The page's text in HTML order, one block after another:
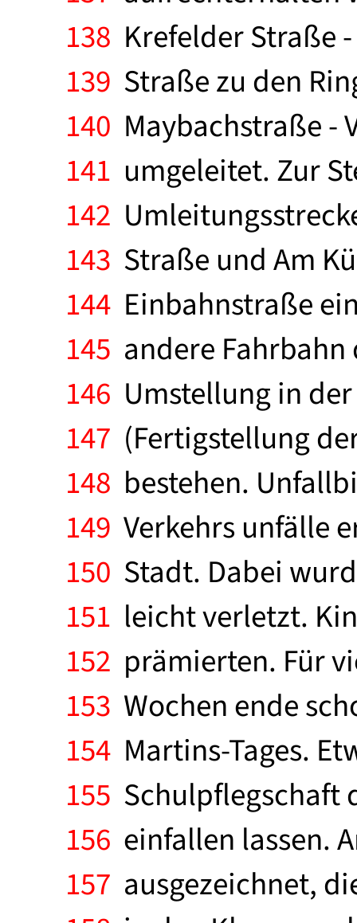
138 Krefelder Straße
139 Straße zu den
140 Maybachstraße -
141 umgeleitet. Zur
142
143 Straße und Am
144 Einbahnstraße
145 andere
146 Umstellung in
147 (Fertigstellung
148 bestehen.
149 Verkehrs unfälle
150 Stadt. Dabei
151 leicht verletzt.
152 prämierten. Für
153 Wochen ende
154 Martins-Tages.
155 Schulpflegschaft
156 einfallen lassen.
157 ausgezeichnet,